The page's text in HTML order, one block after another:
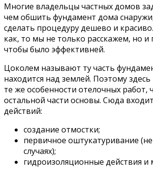
Многие владельцы частных домов
чем обшить фундамент дома
сделать процедуру дешево и
как, то мы не только расскажем, но
чтобы было эффективней.
Цоколем называют ту часть
находится над землей. Поэтому
те же особенности отелочных работ,
остальной части основы. Сюда
действий:
создание отмостки;
первичное оштукатуривание
случаях);
гидроизоляционные действия и